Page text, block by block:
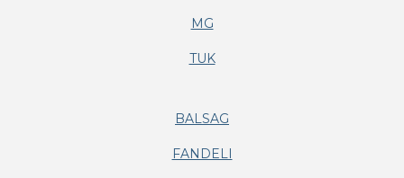
MG
TUK
BALSAG
FANDELI